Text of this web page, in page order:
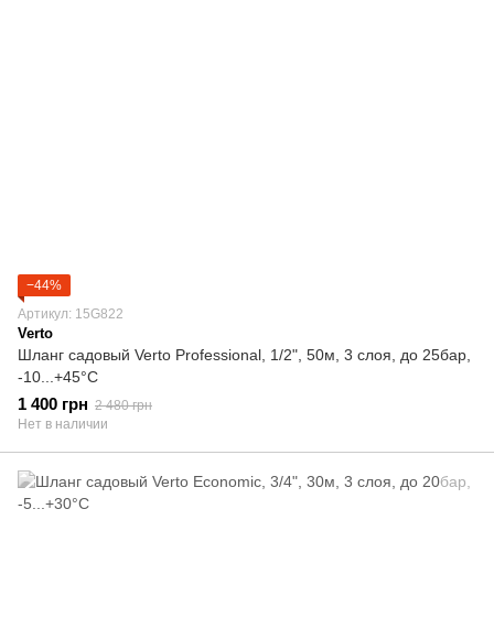
−44%
Артикул: 15G822
Verto
Шланг садовый Verto Professional, 1/2", 50м, 3 слоя, до 25бар,
-10...+45°C
1 400 грн 2 480 грн
Нет в наличии